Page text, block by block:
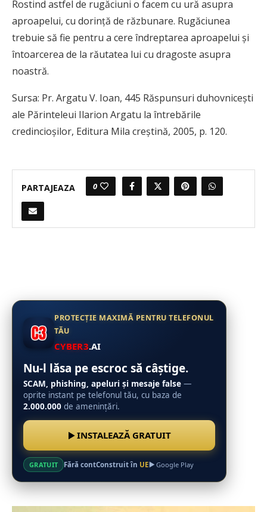
Rostind astfel de rugăciuni o facem cu ură asupra
aproapelui, cu dorinţă de răzbunare. Rugăciunea
trebuie să fie pentru a cere îndreptarea aproapelui şi
întoarcerea de la răutatea lui cu dragoste asupra
noastră.
Sursa: Pr. Argatu V. Ioan, 445 Răspunsuri duhovniceşti
ale Părinteleui Ilarion Argatu la întrebările
credincioşilor, Editura Mila creştină, 2005, p. 120.
PARTAJEAZA 0
PROTECȚIE MAXIMĂ PENTRU TELEFONUL
TĂU
CYBER3.AI
Nu-l lăsa pe escroc să câștige.
SCAM, phishing, apeluri și mesaje false —
oprite instant pe telefonul tău, cu baza de
2.000.000 de amenințări.
INSTALEAZĂ GRATUIT
GRATUIT Fără contConstruit în UE Google Play